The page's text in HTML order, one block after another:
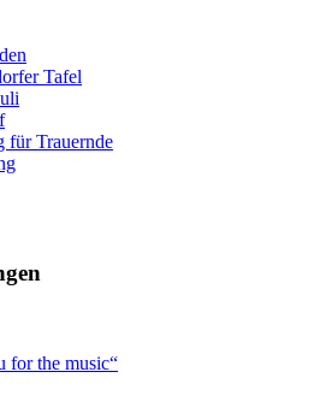
Tafel
für Trauernde
for the music“